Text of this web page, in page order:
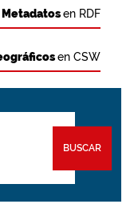
Metadatosen RDF
en CSW
BUSCAR